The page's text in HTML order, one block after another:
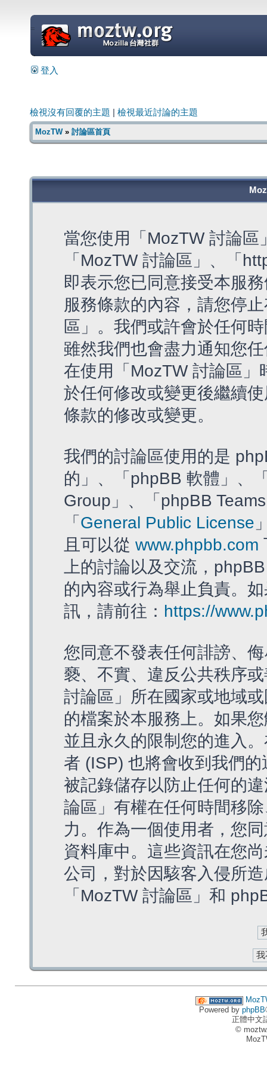
=
登入
檢視沒有回覆的主題 檢視最近討論的主題
MozTW» 討論區首頁
當您使用「MozTW 討論
「MozTW 討論區」、「
即表示您已同意接受本服
服務條款的內容，請您停
區」。我們或許會於任何
雖然我們也會盡力通知您
在使用「MozTW 討論區
於任何修改或變更後繼續
條款的修改或變更。
我們的討論區使用的是
的」、「phpBB 軟體」、
Group」、「phpBB
「 General Public License
且可以從 www.phpbb.com
上的討論以及交流，
的內容或行為舉止負責。
訊，請前往： https://
您同意不發表任何誹謗、
褻、不實、違反公共秩序
討論區」所在國家或地域
的檔案於本服務上。如果
並且永久的限制您的進入
者 (ISP) 也將會收到我們
被記錄儲存以防止任何的
論區」有權在任何時間移
力。作為一個使用者，您
資料庫中。這些資訊在您
公司，對於因駭客入侵所
「MozTW 討論區」和
Powered by phpBB
正體中文
©